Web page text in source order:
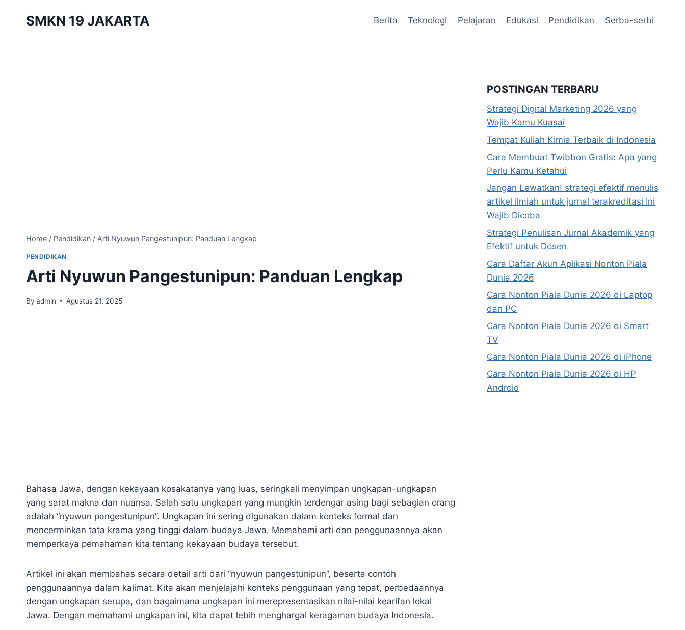
SMKN 19 JAKARTA Berita Teknologi Pelajaran Edukasi Pendidikan Serba-serbi
Home / Pendidikan / Arti Nyuwun Pangestunipun: Panduan Lengkap
PENDIDIKAN
Arti Nyuwun Pangestunipun: Panduan Lengkap
By admin Agustus 21, 2025
Bahasa Jawa, dengan kekayaan kosakatanya yang luas, seringkali menyimpan ungkapan-ungkapan
yang sarat makna dan nuansa. Salah satu ungkapan yang mungkin terdengar asing bagi sebagian orang
adalah “nyuwun pangestunipun”. Ungkapan ini sering digunakan dalam konteks formal dan
mencerminkan tata krama yang tinggi dalam budaya Jawa. Memahami arti dan penggunaannya akan
memperkaya pemahaman kita tentang kekayaan budaya tersebut.
Artikel ini akan membahas secara detail arti dari “nyuwun pangestunipun”, beserta contoh
penggunaannya dalam kalimat. Kita akan menjelajahi konteks penggunaan yang tepat, perbedaannya
dengan ungkapan serupa, dan bagaimana ungkapan ini merepresentasikan nilai-nilai kearifan lokal
Jawa. Dengan memahami ungkapan ini, kita dapat lebih menghargai keragaman budaya Indonesia.
POSTINGAN TERBARU
Strategi Digital Marketing 2026 yang
Wajib Kamu Kuasai
Tempat Kuliah Kimia Terbaik di Indonesia
Cara Membuat Twibbon Gratis: Apa yang
Perlu Kamu Ketahui
Jangan Lewatkan! strategi efektif menulis
artikel ilmiah untuk jurnal terakreditasi Ini
Wajib Dicoba
Strategi Penulisan Jurnal Akademik yang
Efektif untuk Dosen
Cara Daftar Akun Aplikasi Nonton Piala
Dunia 2026
Cara Nonton Piala Dunia 2026 di Laptop
dan PC
Cara Nonton Piala Dunia 2026 di Smart
TV
Cara Nonton Piala Dunia 2026 di iPhone
Cara Nonton Piala Dunia 2026 di HP
Android